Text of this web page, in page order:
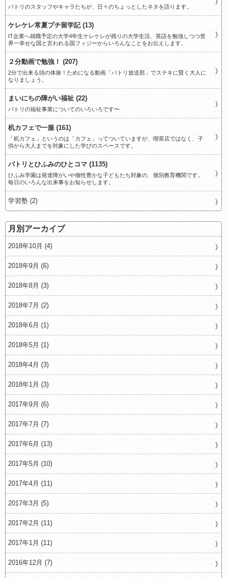
パトリのスタッフやキャラたちが、日々のちょっとしたネタを語ります。
ケレケレ常夏プチ留学記 (13)
IT企業へ就職予定の大学4年生ケレケレが残りの大学生活、英語を勉強しつつ世
界一幸せな国と言われる国フィジーからいろんなことをお伝えします。
２分動画で勉強！ (207)
2分で出来る頭の体操！ためになる動画「パトリ放送部」でステキに賢く大人に
なりましょう。
まいにちの障がい福祉 (22)
パトリの福祉事業についてのいろいろです〜
机カフェで一服 (161)
「机カフェ」というのは「カフェ」ってついていますが、喫茶店ではなく、子
供から大人までを対象にした学びのスペースです。
パトリとひふみのひとコマ (1135)
ひふみ学園は発達障がいや個性豊かな子どもたち対象の、個別教育機関です。
毎日のいろんな出来事をお知らせします。
学習塾 (2)
月別アーカイブ
2018年10月 (4)
2018年9月 (6)
2018年8月 (3)
2018年7月 (2)
2018年6月 (1)
2018年5月 (1)
2018年4月 (3)
2018年1月 (3)
2017年9月 (6)
2017年7月 (7)
2017年6月 (13)
2017年5月 (10)
2017年4月 (11)
2017年3月 (5)
2017年2月 (11)
2017年1月 (11)
2016年12月 (7)